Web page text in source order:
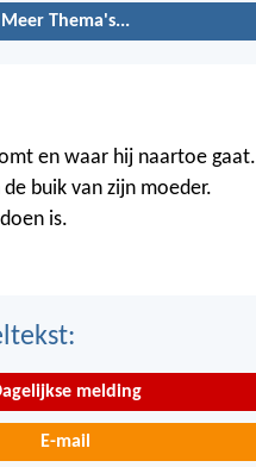
Meer Thema's...
en waar hij naartoe gaat.
buik van zijn moeder.
is.
melding
E-mail